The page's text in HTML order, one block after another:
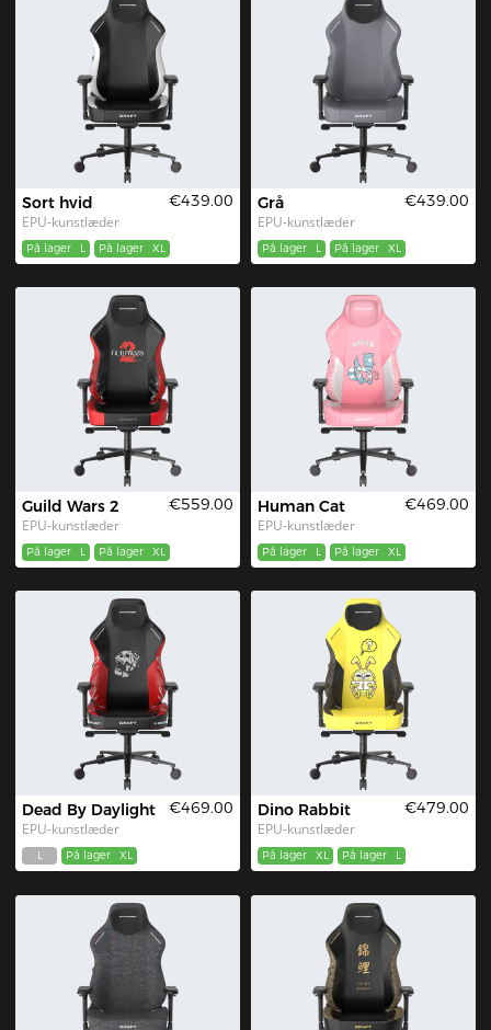
Sort hvid
EPU-kunstlæder
€439.00
På lager L På lager XL
Grå
EPU-kunstlæder
€439.00
På lager L På lager XL
Guild Wars 2
EPU-kunstlæder
€559.00
På lager L På lager XL
Human Cat
EPU-kunstlæder
€469.00
På lager L På lager XL
Dead By Daylight
EPU-kunstlæder
€469.00
L På lager XL
Dino Rabbit
EPU-kunstlæder
€479.00
På lager XL På lager L